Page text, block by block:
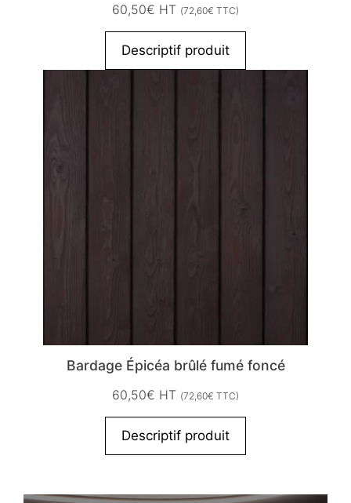
60,50€ HT (72,60€ TTC)
Descriptif produit
Bardage Épicéa brûlé fumé foncé
60,50€ HT (72,60€ TTC)
Descriptif produit